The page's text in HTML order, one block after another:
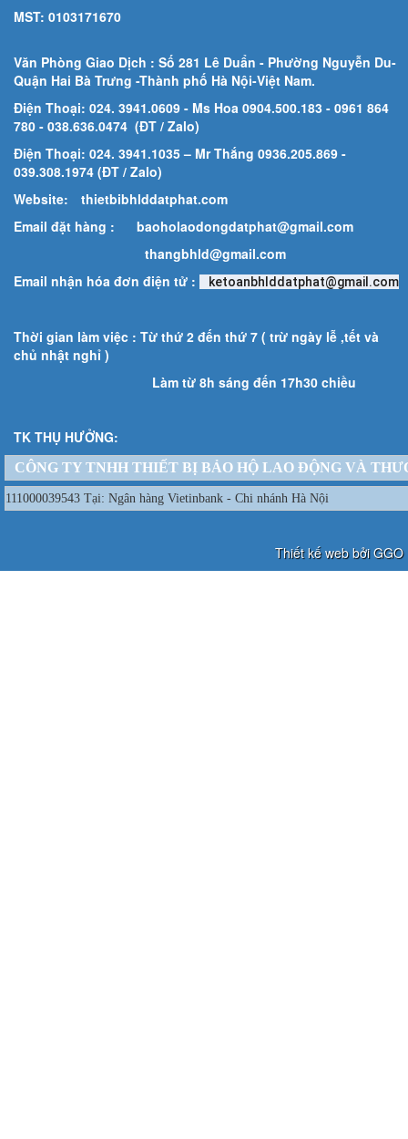
MST: 0103171670
Văn Phòng Giao Dịch : Số 281 Lê Duẩn - Phường Nguyễn Du-
Quận Hai Bà Trưng -Thành phố Hà Nội-Việt Nam.
Điện Thoại: 024. 3941.0609 - Ms Hoa 0904.500.183 - 0961 864
780 - 038.636.0474 (ĐT / Zalo)
Điện Thoại: 024. 3941.1035 – Mr Thắng 0936.205.869 -
039.308.1974 (ĐT / Zalo)
Website:
thietbibhlddatphat.com
Email đặt hàng : baoholaodongdatphat@gmail.com
thangbhld@gmail.com
Email nhận hóa đơn điện tử :
ketoanbhlddatphat@gmail.com
Thời gian làm việc : Từ thứ 2 đến thứ 7 ( trừ ngày lễ ,tết và
chủ nhật nghỉ )
Làm từ 8h sáng đến 17h30 chiều
TK THỤ HƯỞNG:
CÔNG TY TNHH THIẾT BỊ BẢO HỘ LAO ĐỘNG VÀ
111000039543 Tại: Ngân hàng Vietinbank - Chi nhánh Hà Nội
Thiết kế web bởi GGO